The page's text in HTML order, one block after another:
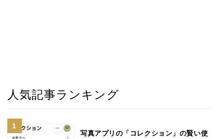
人気記事ランキング
写真アプリの「コレクション」の賢い使